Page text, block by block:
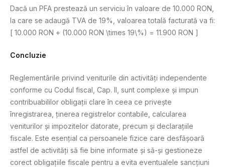
Dacă un PFA prestează un serviciu în valoare de 10.000 RON,
la care se adaugă TVA de 19%, valoarea totală facturată va fi:
[ 10.000 RON + (10.000 RON \times 19\%) = 11.900 RON ]
Concluzie
Reglementările privind veniturile din activități independente
conforme cu Codul fiscal, Cap. II, sunt complexe și impun
contribuabililor obligații clare în ceea ce privește
înregistrarea, ținerea registrelor contabile, calcularea
veniturilor și impozitelor datorate, precum și declarațiile
fiscale. Este esențial ca persoanele fizice care desfășoară
astfel de activități să fie bine informate și să-și gestioneze
corect obligațiile fiscale pentru a evita eventualele sancțiuni